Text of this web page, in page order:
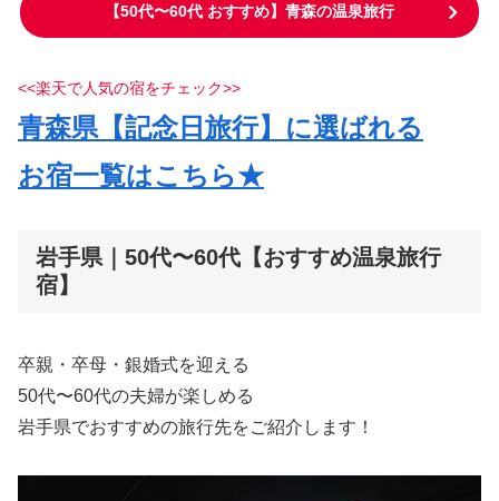
【50代〜60代 おすすめ】青森の温泉旅行
<<楽天で人気の宿をチェック>>
青森県【記念日旅行】に選ばれる
お宿一覧はこちら★
岩手県｜50代〜60代【おすすめ温泉旅行
宿】
卒親・卒母・銀婚式を迎える
50代〜60代の夫婦が楽しめる
岩手県でおすすめの旅行先をご紹介します！